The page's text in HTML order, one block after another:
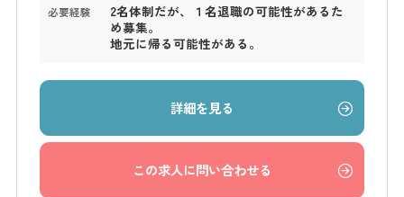
必要経験
2名体制だが、１名退職の可能性があるた
め募集。
地元に帰る可能性がある。
詳細を見る
この求人に問い合わせる